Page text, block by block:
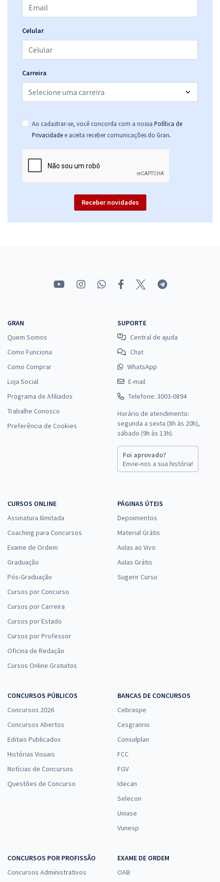
ou 12x deR$23,99
Comprar
PROCON DF - Instituto de Defesa do Consumidor do Distrito Federal
ou 12x deR$28,66
Economize R$ 85,98 (-20%)
Comprar
do Consumidor - Recursos Humanos
Comprar
PROCON DF - Instituto de Defesa do Consumidor do Distrito Federal
- Analista de Atividades de Defesa do Consumidor - Contabilidade
R$33,33
Economize R$ 99,98 (-20%)
Comprar
- Analista de Atividades de Defesa do Consumidor - Modernização
da Gestão Pública
à vista
Economize R$ 99,98 (-20%)
- Conhecimentos Específicos para o Cargo: Analista de Atividades
de Defesa do Consumidor - Modernização da Gestão Pública
Comprar
PROCON DF - Instituto de Defesa do Consumidor do Distrito Federal
- Conhecimentos Específicos para o Cargo de Analista de Atividades
R$18,65
Economize R$ 55,96 (-20%)
Comprar
PROCON DF - Instituto de Defesa do Consumidor do Distrito Federal
- Conhecimentos Básicos para Analista de Atividades de Defesa do
Celular
Carreira
Ao cadastrar-se, você concorda com a nossa Política de
Privacidade e aceita receber comunicações do Gran.
Receber novidades
GRAN
Quem Somos
Como Funciona
Como Comprar
Loja Social
Programa de Afiliados
Trabalhe Conosco
Preferência de Cookies
SUPORTE
Central de ajuda
Chat
WhatsApp
E-mail
Telefone: 3003-0894
Horário de atendimento:
segunda a sexta (8h às 20h),
sábado (9h às 13h).
Foi aprovado?
Envie-nos a sua história!
CURSOS ONLINE
Assinatura Ilimitada
Coaching para Concursos
Exame de Ordem
Graduação
Pós-Graduação
Cursos por Concurso
Cursos por Carreira
Cursos por Estado
Cursos por Professor
Oficina de Redação
Cursos Online Gratuitos
PÁGINAS ÚTEIS
Depoimentos
Material Grátis
Aulas ao Vivo
Aulas Grátis
Sugerir Curso
CONCURSOS PÚBLICOS
Concursos 2026
Concursos Abertos
Editais Publicados
Histórias Visuais
Notícias de Concursos
Questões de Concurso
BANCAS DE CONCURSOS
Cebraspe
Cesgranrio
Consulplan
FCC
FGV
Idecan
Selecon
Uniase
Vunesp
CONCURSOS POR PROFISSÃO
Concursos Administrativos
EXAME DE ORDEM
OAB